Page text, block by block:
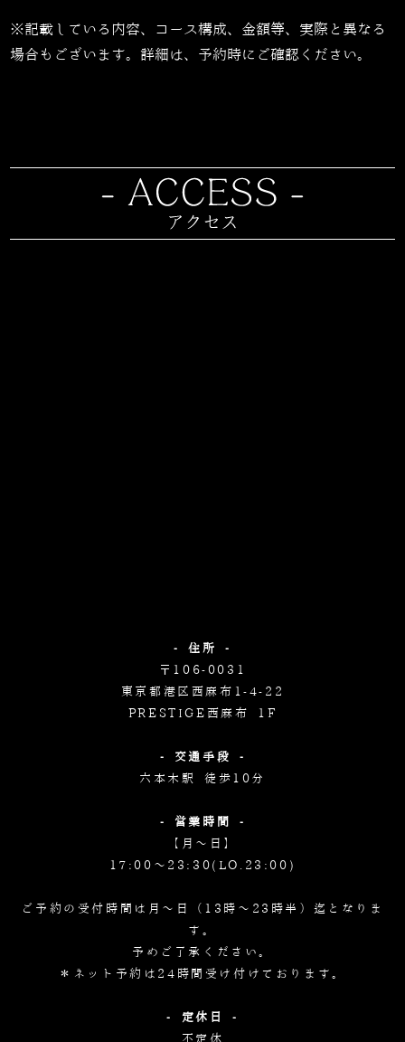
※記載している内容、コース構成、金額等、実際と異なる
場合もございます。詳細は、予約時にご確認ください。
- 住所 -
〒106-0031
東京都港区西麻布1-4-22
PRESTIGE西麻布 1F
- 交通手段 -
六本木駅 徒歩10分
- 営業時間 -
【月～日】
17:00～23:30(LO.23:00)
ご予約の受付時間は月～日（13時～23時半）迄となりま
す。
予めご了承ください。
＊ネット予約は24時間受け付けております。
- 定休日 -
不定休